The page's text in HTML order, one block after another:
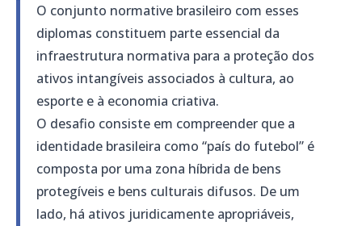
O conjunto normative brasileiro com esses
diplomas constituem parte essencial da
infraestrutura normativa para a proteção dos
ativos intangíveis associados à cultura, ao
esporte e à economia criativa.
O desafio consiste em compreender que a
identidade brasileira como “país do futebol” é
composta por uma zona híbrida de bens
protegíveis e bens culturais difusos. De um
lado, há ativos juridicamente apropriáveis,